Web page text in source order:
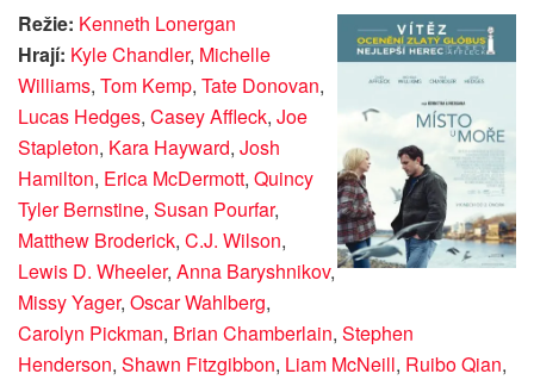
Režie: Kenneth Lonergan
Hrají: Kyle Chandler, Michelle
Williams, Tom Kemp, Tate Donovan,
Lucas Hedges, Casey Affleck, Joe
Stapleton, Kara Hayward, Josh
Hamilton, Erica McDermott, Quincy
Tyler Bernstine, Susan Pourfar,
Matthew Broderick, C.J. Wilson,
Lewis D. Wheeler, Anna Baryshnikov,
Missy Yager, Oscar Wahlberg,
Carolyn Pickman, Brian Chamberlain, Stephen
Henderson, Shawn Fitzgibbon, Liam McNeill, Ruibo Qian,